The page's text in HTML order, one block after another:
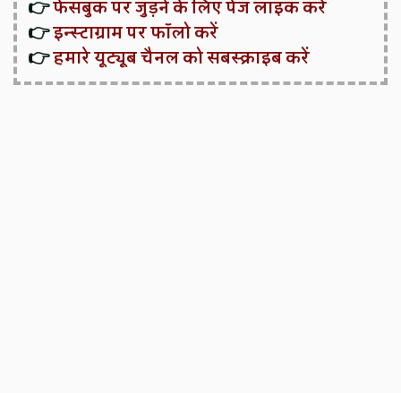
👉फेसबुक पर जुड़ने के लिए पेज लाइक करें
👉इन्स्टाग्राम पर फॉलो करें
👉हमारे यूट्यूब चैनल को सबस्क्राइब करें